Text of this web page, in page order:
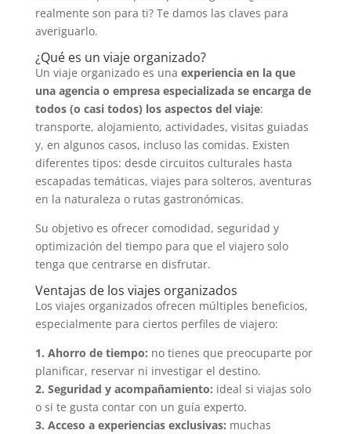
realmente son para ti? Te damos las claves para
averiguarlo.
¿Qué es un viaje organizado?
Un viaje organizado es una experiencia en la que
una agencia o empresa especializada se encarga de
todos (o casi todos) los aspectos del viaje:
transporte, alojamiento, actividades, visitas guiadas
y, en algunos casos, incluso las comidas. Existen
diferentes tipos: desde circuitos culturales hasta
escapadas temáticas, viajes para solteros, aventuras
en la naturaleza o rutas gastronómicas.
Su objetivo es ofrecer comodidad, seguridad y
optimización del tiempo para que el viajero solo
tenga que centrarse en disfrutar.
Ventajas de los viajes organizados
Los viajes organizados ofrecen múltiples beneficios,
especialmente para ciertos perfiles de viajero:
1. Ahorro de tiempo: no tienes que preocuparte por
planificar, reservar ni investigar el destino.
2. Seguridad y acompañamiento: ideal si viajas solo
o si te gusta contar con un guía experto.
3. Acceso a experiencias exclusivas: muchas